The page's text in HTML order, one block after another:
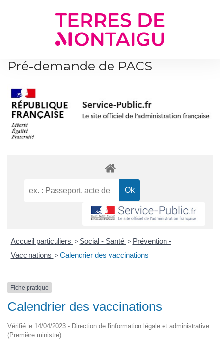
Pré-demande de PACS
Accueil particuliers > Social - Santé > Prévention -
Vaccinations > Calendrier des vaccinations
Fiche pratique
Calendrier des vaccinations
Vérifié le 14/04/2023 - Direction de l'information légale et administrative
(Première ministre)